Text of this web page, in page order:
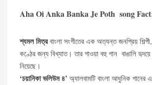
Aha Oi Anka Banka Je Poth song
শ্যমল মিত্রবাংলা সংগীতের এক অত্যন্ত জনপ্রিয় শিল্পী,
কণ্ঠের জন্য বিখ্যাত। তার গাওয়া বহু গান বাঙালি
নিয়েছে।
‘চয়ানিকা ভলিউম ৪’ অ্যালবামটি বাংলা আধুনিক গানের